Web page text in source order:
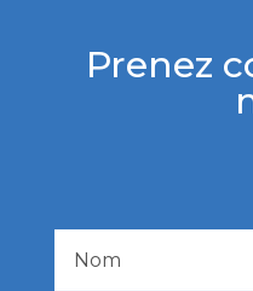
Prenez